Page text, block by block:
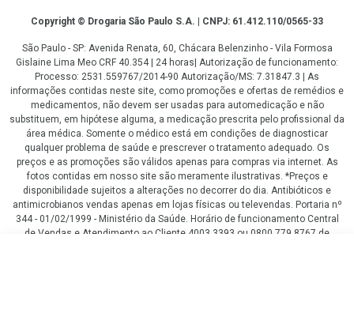
CopyrightCopyright © Drogaria São Paulo S.A. | CNPJ: 61.412.110/0565-33
São Paulo - SP: Avenida Renata, 60, Chácara Belenzinho - Vila Formosa
Gislaine Lima Meo CRF 40.354 | 24 horas| Autorização de funcionamento:
Processo: 2531.559767/2014-90 Autorização/MS: 7.31847.3 | As
informações contidas neste site, como promoções e ofertas de remédios e
medicamentos, não devem ser usadas para automedicação e não
substituem, em hipótese alguma, a medicação prescrita pelo profissional da
área médica. Somente o médico está em condições de diagnosticar
qualquer problema de saúde e prescrever o tratamento adequado. Os
preços e as promoções são válidos apenas para compras via internet. As
fotos contidas em nosso site são meramente ilustrativas. *Preços e
disponibilidade sujeitos a alterações no decorrer do dia. Antibióticos e
antimicrobianos vendas apenas em lojas físicas ou televendas. Portaria nº
344 - 01/02/1999 - Ministério da Saúde. Horário de funcionamento Central
de Vendas e Atendimento ao Cliente 4003 3393 ou 0800 779 8767 de